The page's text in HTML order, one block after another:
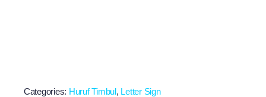
Categories: Huruf Timbul, Letter Sign